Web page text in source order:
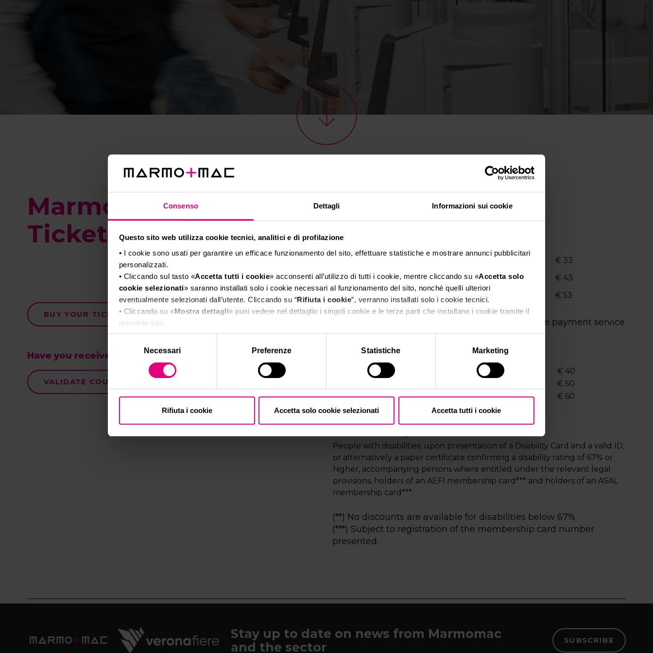
Consenso Dettagli Informazioni sui cookie
Questo sito web utilizza cookie tecnici, analitici e di profilazione
• I cookie sono usati per garantire un efficace funzionamento del sito, effettuare statistiche e mostrare annunci pubblicitari
personalizzati.
• Cliccando sul tasto «Accetta tutti i cookie» acconsenti all’utilizzo di tutti i cookie, mentre cliccando su «Accetta solo
cookie selezionati» saranno installati solo i cookie necessari al funzionamento del sito, nonché quelli ulteriori
eventualmente selezionati dall’utente. Cliccando su “Rifiuta i cookie”, verranno installati solo i cookie tecnici.
• Cliccando su «Mostra dettagli» puoi vedere nel dettaglio i singoli cookie e le terze parti che installano i cookie tramite il
presente sito.
•Clicca quiper visualizzare l'informativa sulla privacy.
Necessari Preferenze Statistiche Marketing
Rifiuta i cookie Accetta solo cookie selezionati Accetta tutti i cookie
Marmomac 2026
Tickets
BUY YOUR TICKET
Have you received an invitation code?
VALIDATE COUPON CODE
Admission types and fees
€ 33
Subscription 2 entrances, 1 entrance per day
€ 43
Subscription 4 entrances, 1 entrance per day
€ 53
*The ticket price is subject to an additional online payment service
fee.
Ticket valid for 1 entry
€ 40
€ 50
Subscription 4 entrances, 1 entrance per day
€ 60
Free Admission:
People with disabilities, upon presentation of a Disability Card and a valid ID,
or alternatively a paper certificate confirming a disability rating of 67% or
higher, accompanying persons where entitled under the relevant legal
provisions, holders of an AEFI membership card*** and holders of an ASAL
membership card***.
(**) No discounts are available for disabilities below 67%.
(***) Subject to registration of the membership card number
presented.
Stay up to date on news from Marmomac
and the sector
SUBSCRIBE